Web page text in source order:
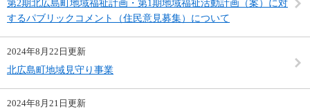
第2期北広島町地域福祉計画・第1期地域福祉活動計画（案）に対
するパブリックコメント（住民意見募集）について
2024年8月22日更新
北広島町地域見守り事業
2024年8月21日更新